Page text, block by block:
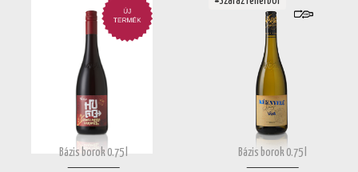
Bázis borok 0.75 l Bázis borok 0.75 l